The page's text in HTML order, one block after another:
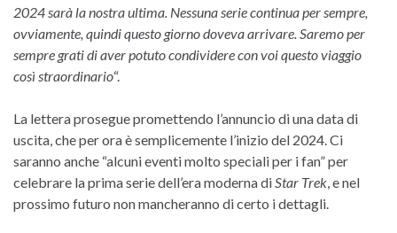
2024 sarà la nostra ultima. Nessuna serie continua per sempre,
ovviamente, quindi questo giorno doveva arrivare. Saremo per
sempre grati di aver potuto condividere con voi questo viaggio
così straordinario“.
La lettera prosegue promettendo l’annuncio di una data di
uscita, che per ora è semplicemente l’inizio del 2024. Ci
saranno anche “alcuni eventi molto speciali per i fan” per
celebrare la prima serie dell’era moderna diStar Trek, e nel
prossimo futuro non mancheranno di certo i dettagli.